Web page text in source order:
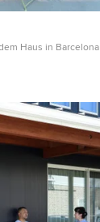
Haus in Barcelona